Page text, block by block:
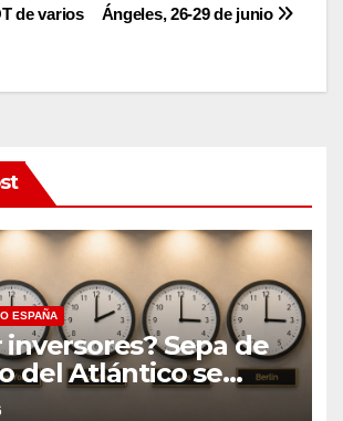
Ángeles, 26-29 de junio
de varios
ESPAÑA
inversores? Sepa de
del Atlántico se